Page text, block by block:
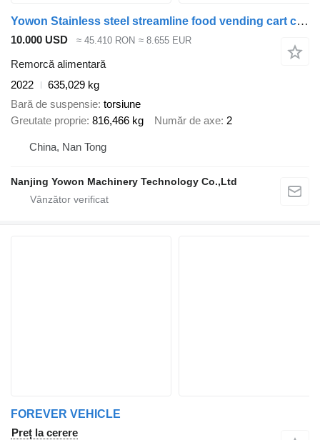
Yowon Stainless steel streamline food vending cart concession food tra
10.000 USD ≈ 45.410 RON ≈ 8.655 EUR
Remorcă alimentară
2022
635,029 kg
Bară de suspensie torsiune
Greutate proprie 816,466 kg Număr de axe 2
China, Nan Tong
Nanjing Yowon Machinery Technology Co.,Ltd
FOREVER VEHICLE
Preț la cerere